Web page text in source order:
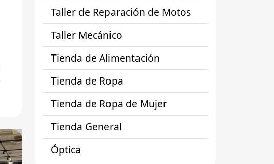
Taller de Reparación de Motos
Taller Mecánico
Tienda de Alimentación
Tienda de Ropa
Tienda de Ropa de Mujer
Tienda General
Óptica